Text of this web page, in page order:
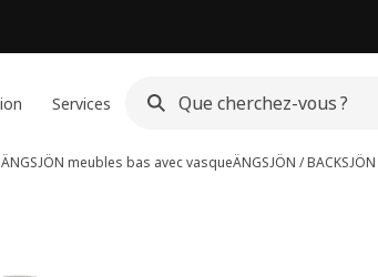
Services
ÄNGSJÖN meubles bas avec vasqueÄNGSJÖN / BACKSJÖN